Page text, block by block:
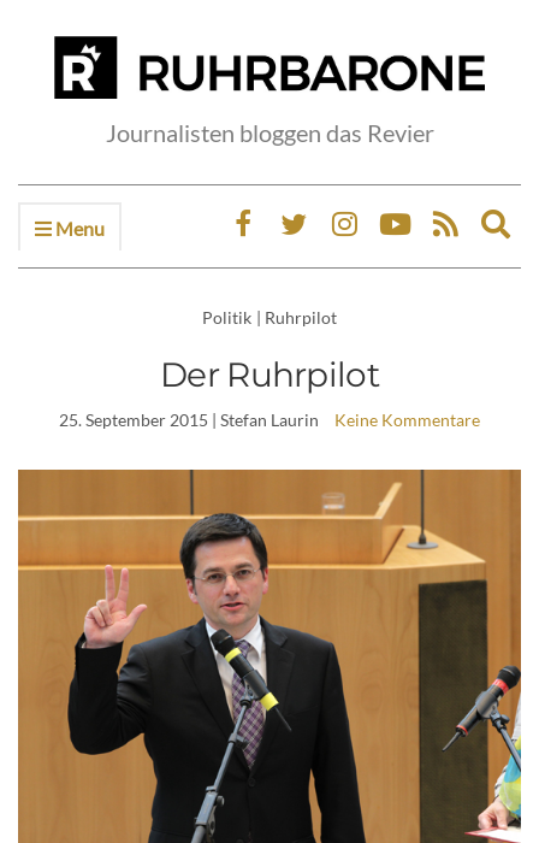
Journalisten bloggen das Revier
Menu
Politik | Ruhrpilot
Der Ruhrpilot
25. September 2015 | Stefan Laurin Keine Kommentare